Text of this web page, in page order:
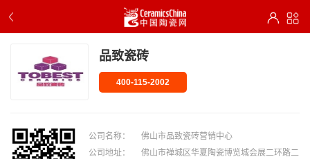
品致瓷砖
400-115-2002
公司名称：
佛山市品致瓷砖营销中心
公司地址：
佛山市禅城区华夏陶瓷博览城会展二环路二